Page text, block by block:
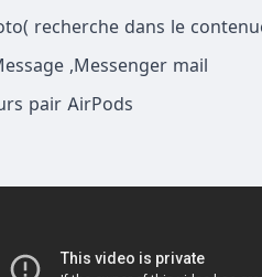
recherche dans le
,Messenger mail
pair AirPods